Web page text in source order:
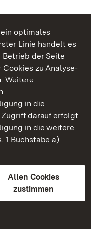
optimales
Linie handelt es
Betrieb der Seite
zu Analyse-
Weitere
in die
darauf erfolgt
in die weitere
1 Buchstabe a)
Allen Cookies
zustimmen
Württemberg